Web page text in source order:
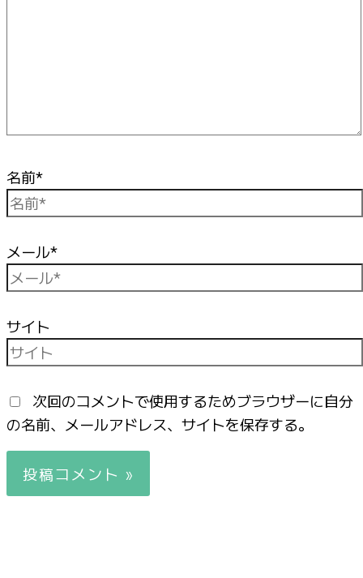
名前*
メール*
サイト
次回のコメントで使用するためブラウザーに自分
の名前、メールアドレス、サイトを保存する。